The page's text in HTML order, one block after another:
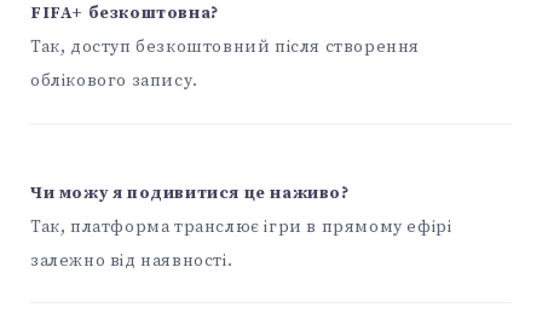
FIFA+ безкоштовна?
Так, доступ безкоштовний після створення
облікового запису.
Чи можу я подивитися це наживо?
Так, платформа транслює ігри в прямому ефірі
залежно від наявності.